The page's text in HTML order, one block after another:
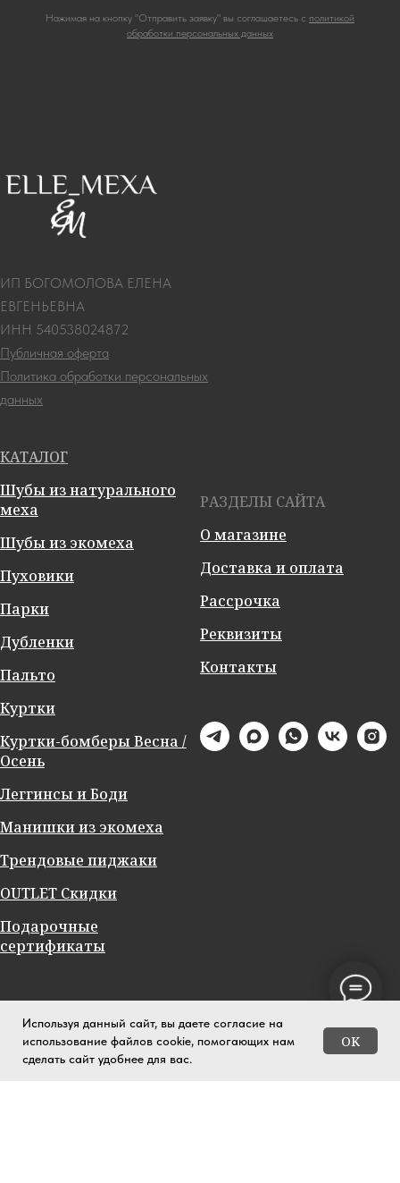
Используя данный сайт, вы даете согласие на
использование файлов cookie, помогающих нам
сделать сайт удобнее для вас.
OK
Нажимая на кнопку "Отправить заявку" вы соглашаетесь с политикой
обработки персональных данных
ИП БОГОМОЛОВА ЕЛЕНА
ЕВГЕНЬЕВНА
ИНН 540538024872
Публичная оферта
Политика обработки персональных
данных
КАТАЛОГ
Шубы из натурального
меха
Шубы из экомеха
Пуховики
Парки
Дубленки
Пальто
Куртки
Куртки-бомберы Весна /
Осень
Леггинсы и Боди
Манишки из экомеха
Трендовые пиджаки
OUTLET Скидки
Подарочные
сертификаты
РАЗДЕЛЫ САЙТА
О магазине
Доставка и оплата
Рассрочка
Реквизиты
Контакты